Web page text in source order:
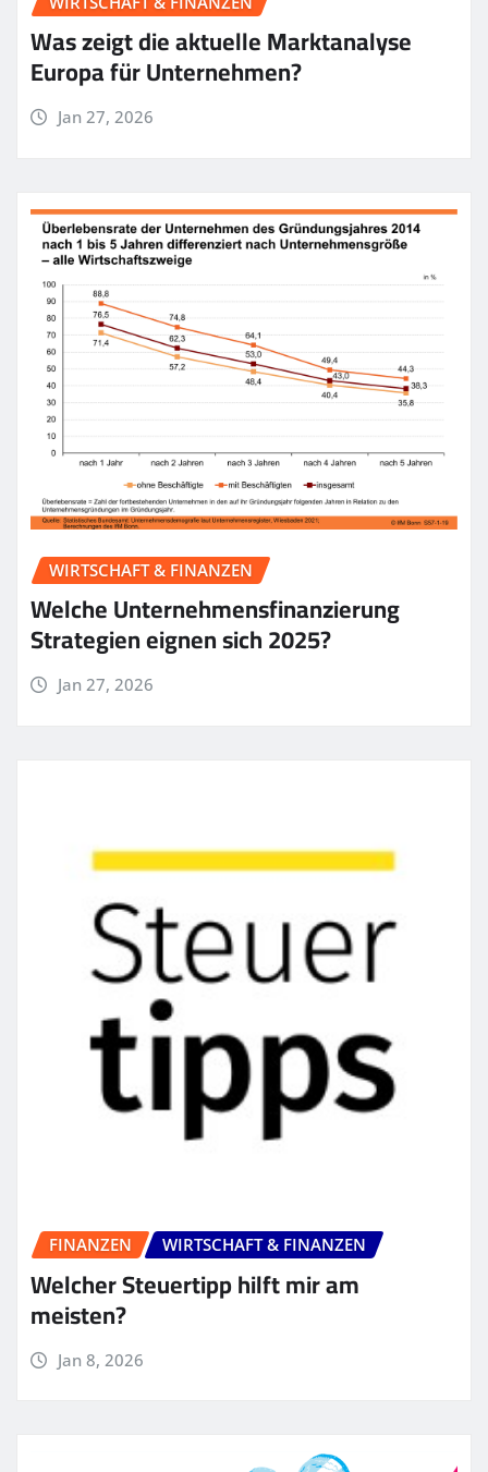
Was zeigt die aktuelle Marktanalyse
Europa für Unternehmen?
Jan 27, 2026
WIRTSCHAFT & FINANZEN
Welche Unternehmensfinanzierung
Strategien eignen sich 2025?
Jan 27, 2026
FINANZEN WIRTSCHAFT & FINANZEN
Welcher Steuertipp hilft mir am
meisten?
Jan 8, 2026